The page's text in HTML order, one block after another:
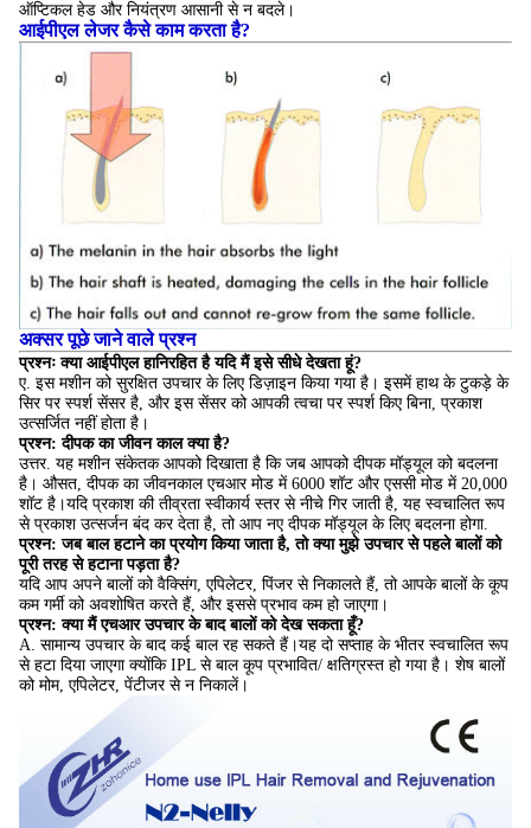
ऑप्टिकल हेड और नियंत्रण आसानी से न बदले।
आईपीएल लेजर कैसे काम करता है?
अक्सर पूछे जाने वाले प्रश्न
प्रश्नः क्या आईपीएल हानिरहित है यदि मैं इसे सीधे देखता हूं?
ए. इस मशीन को सुरक्षित उपचार के लिए डिज़ाइन किया गया है। इसमें हाथ के टुकड़े के
सिर पर स्पर्श सेंसर है, और इस सेंसर को आपकी त्वचा पर स्पर्श किए बिना, प्रकाश
उत्सर्जित नहीं होता है।
प्रश्न: दीपक का जीवन काल क्या है?
उत्तर. यह मशीन संकेतक आपको दिखाता है कि जब आपको दीपक मॉड्यूल को बदलना
है। औसत, दीपक का जीवनकाल एचआर मोड में 6000 शॉट और एससी मोड में 20,000
शॉट है।यदि प्रकाश की तीव्रता स्वीकार्य स्तर से नीचे गिर जाती है, यह स्वचालित रूप
से प्रकाश उत्सर्जन बंद कर देता है, तो आप नए दीपक मॉड्यूल के लिए बदलना होगा.
प्रश्न: जब बाल हटाने का प्रयोग किया जाता है, तो क्या मुझे उपचार से पहले बालों को
पूरी तरह से हटाना पड़ता है?
यदि आप अपने बालों को वैक्सिंग, एपिलेटर, पिंजर से निकालते हैं, तो आपके बालों के कूप
कम गर्मी को अवशोषित करते हैं, और इससे प्रभाव कम हो जाएगा।
प्रश्न: क्या मैं एचआर उपचार के बाद बालों को देख सकता हूँ?
A. सामान्य उपचार के बाद कई बाल रह सकते हैं।यह दो सप्ताह के भीतर स्वचालित रूप
से हटा दिया जाएगा क्योंकि IPL से बाल कूप प्रभावित/ क्षतिग्रस्त हो गया है। शेष बालों
को मोम, एपिलेटर, पेंटीजर से न निकालें।